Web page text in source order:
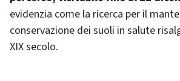
evidenzia come la ricerca per il
conservazione dei suoli in salute
XIX secolo.